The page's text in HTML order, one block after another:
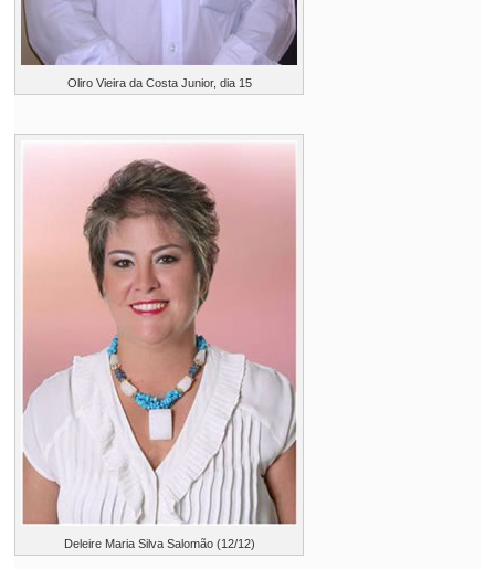
Oliro Vieira da Costa Junior, dia 15
Deleire Maria Silva Salomão (12/12)